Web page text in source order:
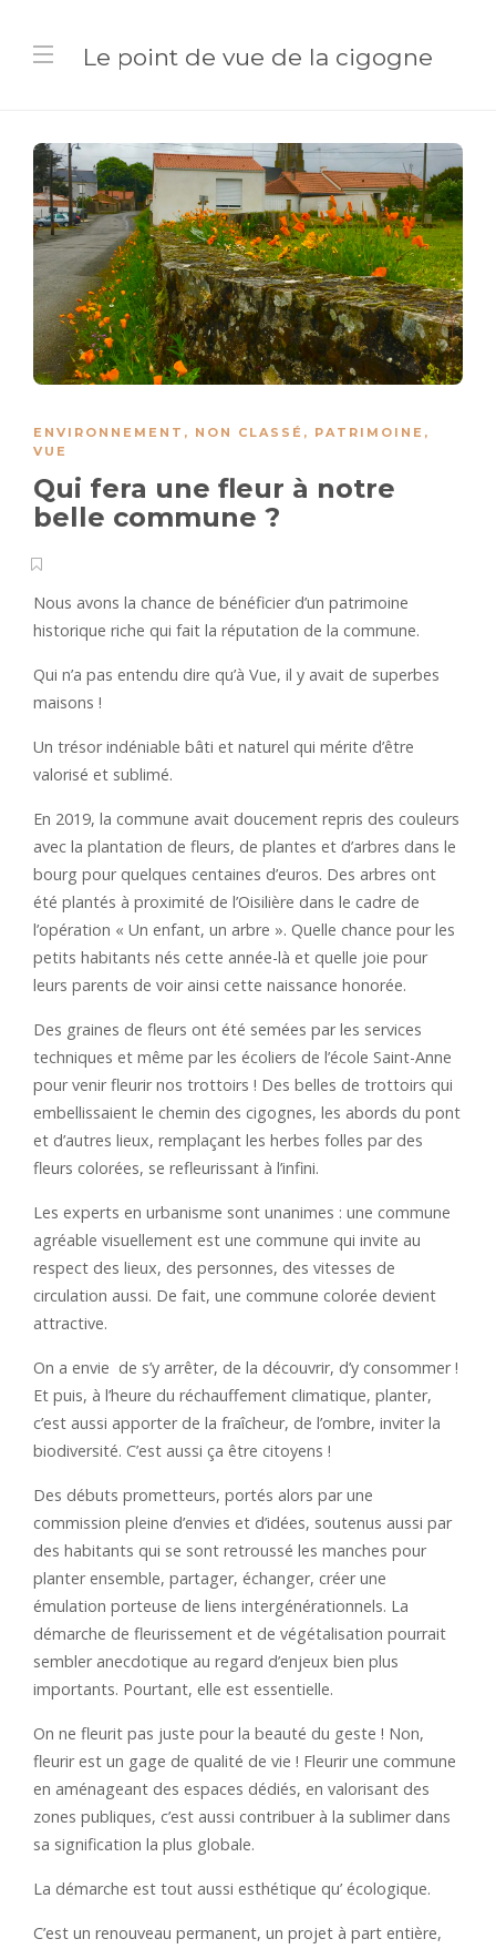
Le point de vue de la cigogne
ENVIRONNEMENT , NON CLASSÉ , PATRIMOINE ,
VUE
Qui fera une fleur à notre
belle commune ?
Nous avons la chance de bénéficier d’un patrimoine
historique riche qui fait la réputation de la commune.
Qui n’a pas entendu dire qu’à Vue, il y avait de superbes
maisons !
Un trésor indéniable bâti et naturel qui mérite d’être
valorisé et sublimé.
En 2019, la commune avait doucement repris des couleurs
avec la plantation de fleurs, de plantes et d’arbres dans le
bourg pour quelques centaines d’euros. Des arbres ont
été plantés à proximité de l’Oisilière dans le cadre de
l’opération « Un enfant, un arbre ». Quelle chance pour les
petits habitants nés cette année-là et quelle joie pour
leurs parents de voir ainsi cette naissance honorée.
Des graines de fleurs ont été semées par les services
techniques et même par les écoliers de l’école Saint-Anne
pour venir fleurir nos trottoirs ! Des belles de trottoirs qui
embellissaient le chemin des cigognes, les abords du pont
et d’autres lieux, remplaçant les herbes folles par des
fleurs colorées, se refleurissant à l’infini.
Les experts en urbanisme sont unanimes : une commune
agréable visuellement est une commune qui invite au
respect des lieux, des personnes, des vitesses de
circulation aussi. De fait, une commune colorée devient
attractive.
On a envie de s’y arrêter, de la découvrir, d’y consommer !
Et puis, à l’heure du réchauffement climatique, planter,
c’est aussi apporter de la fraîcheur, de l’ombre, inviter la
biodiversité. C’est aussi ça être citoyens !
Des débuts prometteurs, portés alors par une
commission pleine d’envies et d’idées, soutenus aussi par
des habitants qui se sont retroussé les manches pour
planter ensemble, partager, échanger, créer une
émulation porteuse de liens intergénérationnels. La
démarche de fleurissement et de végétalisation pourrait
sembler anecdotique au regard d’enjeux bien plus
importants. Pourtant, elle est essentielle.
On ne fleurit pas juste pour la beauté du geste ! Non,
fleurir est un gage de qualité de vie ! Fleurir une commune
en aménageant des espaces dédiés, en valorisant des
zones publiques, c’est aussi contribuer à la sublimer dans
sa signification la plus globale.
La démarche est tout aussi esthétique qu’ écologique.
C’est un renouveau permanent, un projet à part entière,